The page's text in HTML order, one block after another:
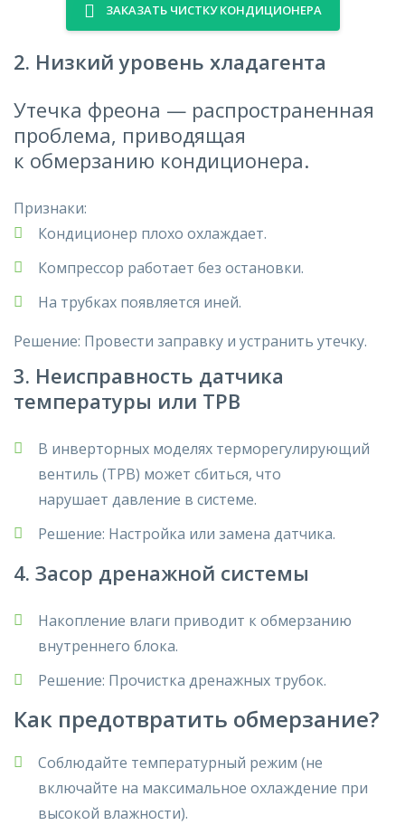
ЗАКАЗАТЬ ЧИСТКУ КОНДИЦИОНЕРА
2. Низкий уровень хладагента
Утечка фреона — распространенная
проблема, приводящая
к обмерзанию кондиционера.
Признаки:
Кондиционер плохо охлаждает.
Компрессор работает без остановки.
На трубках появляется иней.
Решение: Провести заправку и устранить утечку.
3. Неисправность датчика
температуры или ТРВ
В инверторных моделях терморегулирующий
вентиль (ТРВ) может сбиться, что
нарушает давление в системе.
Решение: Настройка или замена датчика.
4. Засор дренажной системы
Накопление влаги приводит к обмерзанию
внутреннего блока.
Решение: Прочистка дренажных трубок.
Как предотвратить обмерзание?
Соблюдайте температурный режим (не
включайте на максимальное охлаждение при
высокой влажности).